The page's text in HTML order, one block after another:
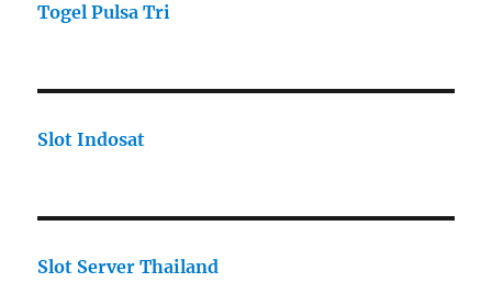
Togel Pulsa Tri
Slot Indosat
Slot Server Thailand